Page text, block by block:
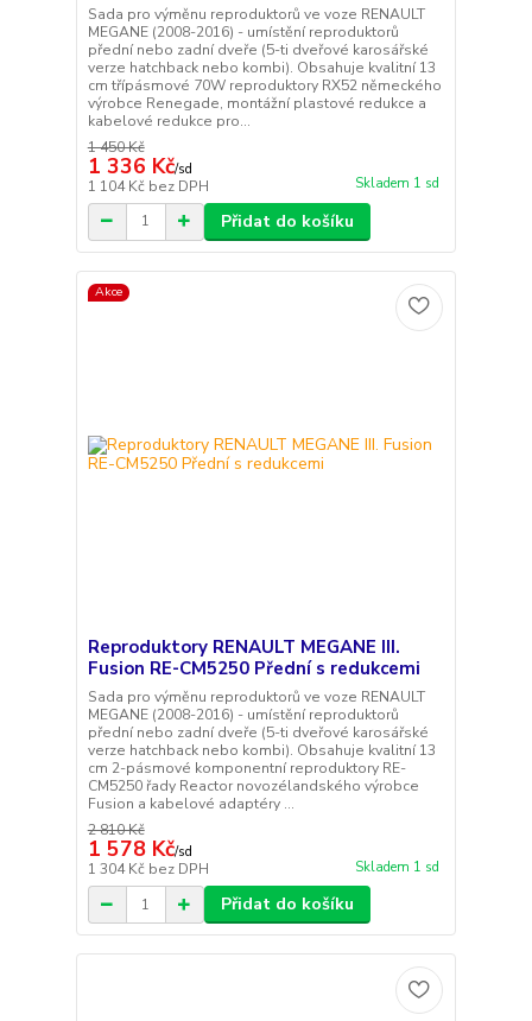
Sada pro výměnu reproduktorů ve voze RENAULT
MEGANE (2008-2016) - umístění reproduktorů
přední nebo zadní dveře (5-ti dveřové karosářské
verze hatchback nebo kombi). Obsahuje kvalitní 13
cm třípásmové 70W reproduktory RX52 německého
výrobce Renegade, montážní plastové redukce a
kabelové redukce pro...
1 450 Kč
1 336 Kč/sd
1 104 Kč bez DPH Skladem 1 sd
Přidat do košíku
Akce
Reproduktory RENAULT MEGANE III.
Fusion RE-CM5250 Přední s redukcemi
Sada pro výměnu reproduktorů ve voze RENAULT
MEGANE (2008-2016) - umístění reproduktorů
přední nebo zadní dveře (5-ti dveřové karosářské
verze hatchback nebo kombi). Obsahuje kvalitní 13
cm 2-pásmové komponentní reproduktory RE-
CM5250 řady Reactor novozélandského výrobce
Fusion a kabelové adaptéry ...
2 810 Kč
1 578 Kč/sd
1 304 Kč bez DPH Skladem 1 sd
Přidat do košíku